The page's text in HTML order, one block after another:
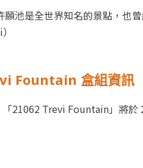
池是全世界知名的景點，也
Fountain 盒組資訊
21062 Trevi Fountain」將於